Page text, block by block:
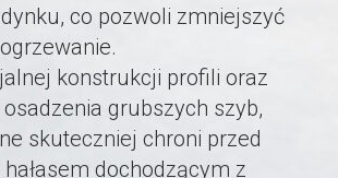
co pozwoli zmniejszyć
konstrukcji profili oraz
grubszych szyb,
skuteczniej chroni przed
dochodzącym z